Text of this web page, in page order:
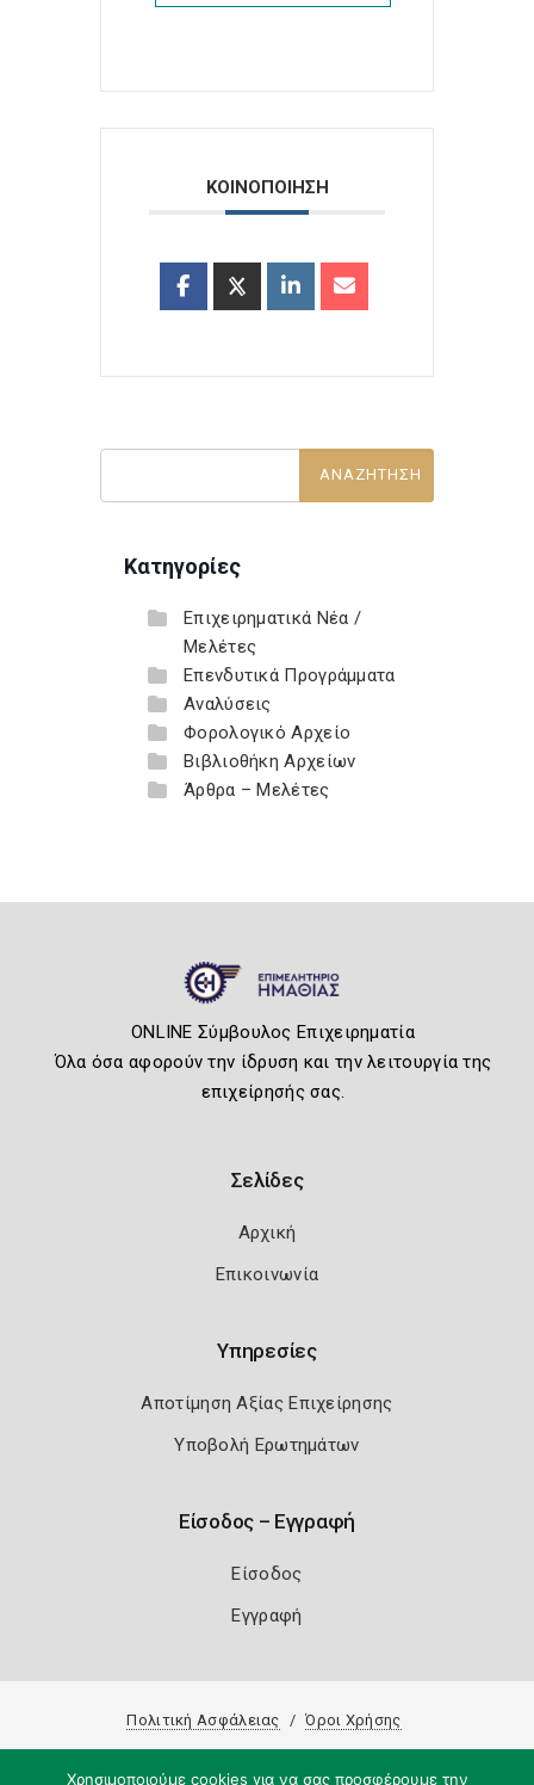
ΚΟΙΝΟΠΟΙΗΣΗ
Κατηγορίες
Επιχειρηματικά Νέα /
Μελέτες
Επενδυτικά Προγράμματα
Αναλύσεις
Φορολογικό Αρχείο
Βιβλιοθήκη Αρχείων
Άρθρα – Μελέτες
ONLINE Σύμβουλος Επιχειρηματία
Όλα όσα αφορούν την ίδρυση και την λειτουργία της
επιχείρησής σας.
Σελίδες
Αρχική
Επικοινωνία
Υπηρεσίες
Αποτίμηση Αξίας Επιχείρησης
Υποβολή Ερωτημάτων
Είσοδος – Εγγραφή
Είσοδος
Εγγραφή
Πολιτική Ασφάλειας Όροι Χρήσης
Χρησιμοποιούμε cookies για να σας προσφέρουμε την